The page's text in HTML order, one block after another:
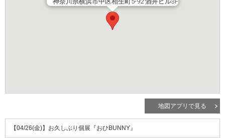
地図アプリで見る
【04/26(金)】お久しぶり個展『おひBUNNY』